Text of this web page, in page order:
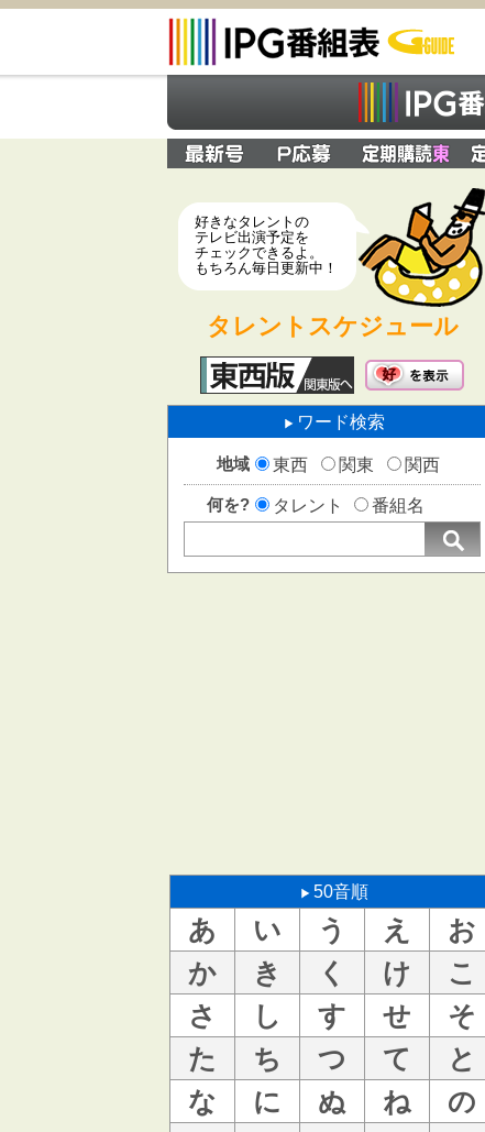
好きなタレントの
テレビ出演予定を
チェックできるよ。
もちろん毎日更新中！
タレントスケジュール
ワード検索
地域 東西 関東 関西
何を? タレント 番組名
50音順
あ い う え
お
か
き く け
こ
さ
し す せ
そ
た
ち つ て
と
な
に ぬ ね
の